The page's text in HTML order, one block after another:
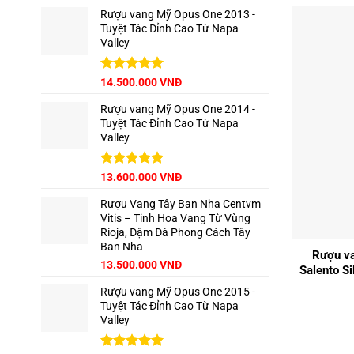
5 sao
Rượu vang Mỹ Opus One 2013 -
Tuyệt Tác Đỉnh Cao Từ Napa
Valley
Được xếp
5 sao
14.500.000VNĐ
Rượu vang Mỹ Opus One 2014 -
Tuyệt Tác Đỉnh Cao Từ Napa
Valley
Được xếp
5 sao
13.600.000VNĐ
Rượu Vang Tây Ban Nha Centvm
Vitis – Tinh Hoa Vang Từ Vùng
Rioja, Đậm Đà Phong Cách Tây
Ban Nha
Giá
là:
15.000.000 VNĐ.
13.500.000VNĐGiá
tại
là:
Rượu vang Mỹ Opus One 2015 -
Tuyệt Tác Đỉnh Cao Từ Napa
Valley
Rượu
Salento